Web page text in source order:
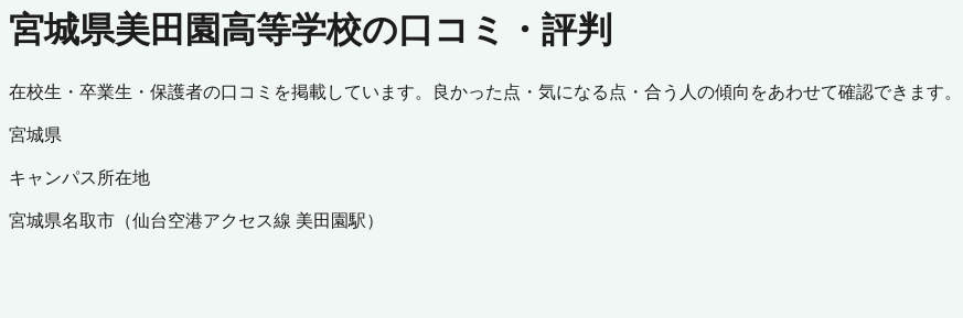
宮城県美田園高等学校の口コミ・評判
在校生・卒業生・保護者の口コミを掲載しています。良かった点・気になる点・合う人の傾向をあわせて確認できます。
宮城県
キャンパス所在地
宮城県名取市 （仙台空港アクセス線 美田園駅）